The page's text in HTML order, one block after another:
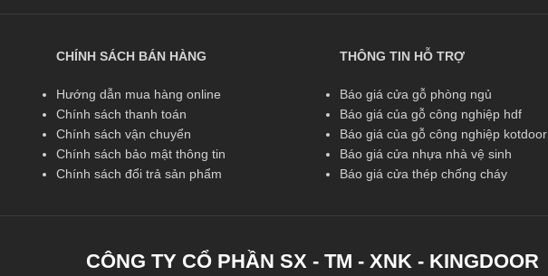
CHÍNH SÁCH BÁN HÀNG
Hướng dẫn mua hàng online
Chính sách thanh toán
Chính sách vận chuyển
Chính sách bảo mật thông tin
Chính sách đổi trả sản phẩm
THÔNG TIN HỖ TRỢ
Báo giá cửa gỗ phòng ngủ
Báo giá của gỗ công nghiệp hdf
Báo giá của gỗ công nghiệp kotdoor
Báo giá cửa nhựa nhà vệ sinh
Báo giá cửa thép chống cháy
CÔNG TY CỔ PHẦN SX - TM - XNK - KINGDOOR